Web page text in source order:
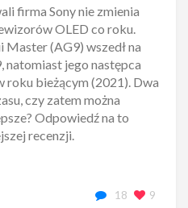
firma Sony nie zmienia
OLED co roku.
(AG9) wszedł na
natomiast jego następca
roku bieżącym (2021). Dwa
czy zatem można
Odpowiedź na to
recenzji.
18 9